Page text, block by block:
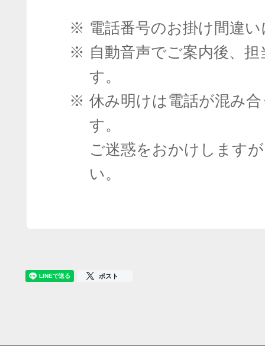
※ 電話番号のお掛け間違
※ 自動音声でご案内後、
す。
※ 休み明けは電話が混み
す。
ご迷惑をおかけします
い。
ポスト